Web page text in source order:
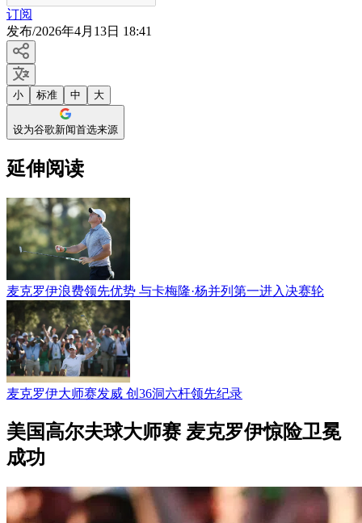
订阅
发布/2026年4月13日 18:41
小 标准 中 大
设为谷歌新闻首选来源
延伸阅读
麦克罗伊浪费领先优势 与卡梅隆·杨并列第一进入决赛轮
麦克罗伊大师赛发威 创36洞六杆领先纪录
美国高尔夫球大师赛 麦克罗伊惊险卫冕
成功